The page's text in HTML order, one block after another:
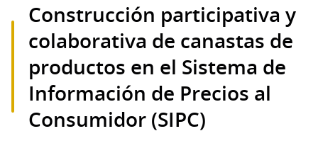
Construcción participativa y
colaborativa de canastas de
productos en el Sistema de
Información de Precios al
Consumidor (SIPC)